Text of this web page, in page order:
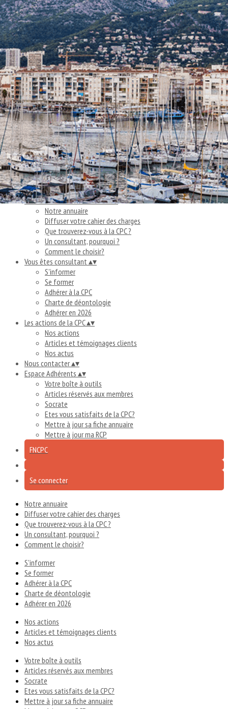
Exporter les lignes sélectionnées
Exporter toutes les colonnes
Exporter uniquement les colonnes affichées
Menu
<
>
Nos actions
Articles et témoignages clients
Nos actus
Ajoutez un logo, un bouton, des réseaux sociaux
Cliquez pour éditer
Accueil▴▾
Vous cherchez un consultant▴▾
Notre annuaire
Diffuser votre cahier des charges
Que trouverez-vous à la CPC ?
Un consultant, pourquoi ?
Comment le choisir?
Vous êtes consultant ▴▾
S'informer
Se former
Adhérer à la CPC
Charte de déontologie
Adhérer en 2026
Les actions de la CPC▴▾
Nos actions
Articles et témoignages clients
Nos actus
Nous contacter▴▾
Espace Adhérents ▴▾
Votre boîte à outils
Articles réservés aux membres
Socrate
Etes vous satisfaits de la CPC?
Mettre à jour sa fiche annuaire
Mettre à jour ma RCP
FNCPC
Se connecter
Notre annuaire
Diffuser votre cahier des charges
Que trouverez-vous à la CPC ?
Un consultant, pourquoi ?
Comment le choisir?
S'informer
Se former
Adhérer à la CPC
Charte de déontologie
Adhérer en 2026
Nos actions
Articles et témoignages clients
Nos actus
Votre boîte à outils
Articles réservés aux membres
Socrate
Etes vous satisfaits de la CPC?
Mettre à jour sa fiche annuaire